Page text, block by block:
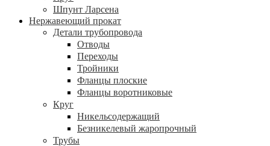
Шпунт Ларсена
Нержавеющий прокат
Детали трубопровода
Отводы
Переходы
Тройники
Фланцы плоские
Фланцы воротниковые
Круг
Никельсодержащий
Безникелевый жаропрочный
Трубы